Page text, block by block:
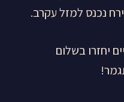
יחזרו בשלום